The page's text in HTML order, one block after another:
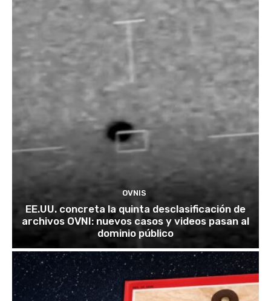
OVNIS
EE.UU. concreta la quinta desclasificación de
archivos OVNI: nuevos casos y videos pasan al
dominio público